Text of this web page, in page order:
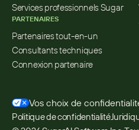
Services professionnels Sugar
PARTENAIRES
Partenaires tout-en-un
Consultants techniques
Connexion partenaire
Vos choix de
Politique de confidentialité